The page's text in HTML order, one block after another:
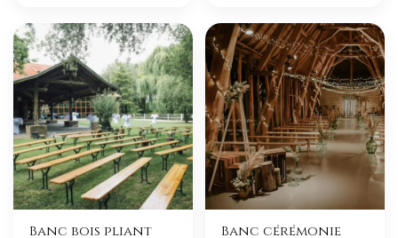
Banc bois pliant
Banc cérémonie